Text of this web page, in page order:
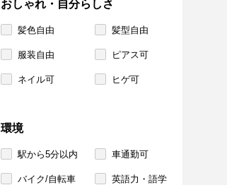
おしゃれ・自分らしさ
髪色自由 髪型自由
服装自由 ピアス可
ネイル可 ヒゲ可
環境
駅から5分以内 車通勤可
バイク/自転車
英語力・語学